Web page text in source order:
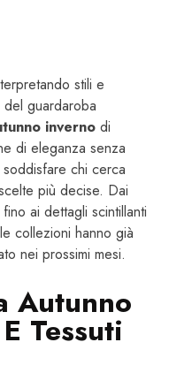
stili e
guardaroba
inverno di
di eleganza senza
chi cerca
più decise. Dai
ai dettagli scintillanti
collezioni hanno già
nei prossimi mesi.
Autunno
Tessuti